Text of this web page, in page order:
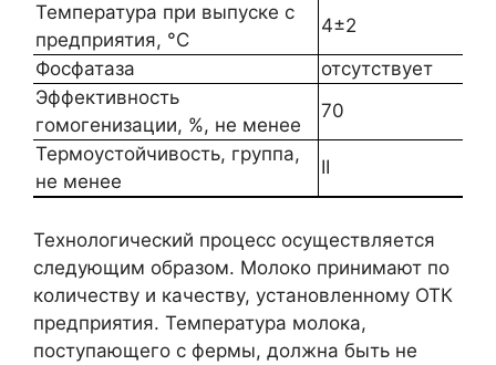
Температура при выпуске с
предприятия, °С
4±2
Фосфатаза
отсутствует
Эффективность
гомогенизации, %, не менее
70
Термоустойчивость, группа,
не менее
II
Технологический процесс осуществляется
следующим образом. Молоко принимают по
количеству и качеству, установленному ОТК
предприятия. Температура молока,
поступающего с фермы, должна быть не